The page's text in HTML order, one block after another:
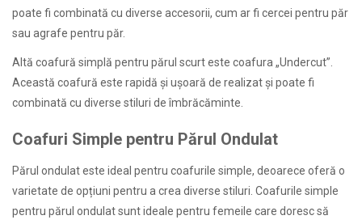
poate fi combinată cu diverse accesorii, cum ar fi cercei pentru păr
sau agrafe pentru păr.
Altă coafură simplă pentru părul scurt este coafura „Undercut”.
Această coafură este rapidă și ușoară de realizat și poate fi
combinată cu diverse stiluri de îmbrăcăminte.
Coafuri Simple pentru Părul Ondulat
Părul ondulat este ideal pentru coafurile simple, deoarece oferă o
varietate de opțiuni pentru a crea diverse stiluri. Coafurile simple
pentru părul ondulat sunt ideale pentru femeile care doresc să